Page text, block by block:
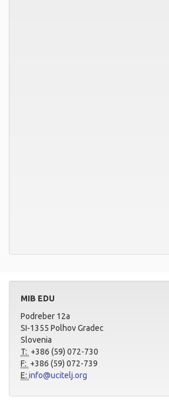
MIB EDU
Podreber 12a
SI-1355 Polhov Gradec
Slovenia
T: +386 (59) 072-730
F: +386 (59) 072-739
E: info@ucitelj.org